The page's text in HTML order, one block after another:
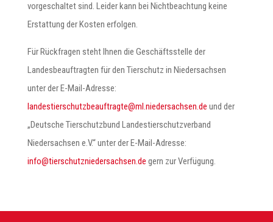
vorgeschaltet sind. Leider kann bei Nichtbeachtung keine
Erstattung der Kosten erfolgen.
Für Rückfragen steht Ihnen die Geschäftsstelle der
Landesbeauftragten für den Tierschutz in Niedersachsen
unter der E-Mail-Adresse:
ed.neshcasredein.lm
@etgartfuaebztuhcsreitsednal
und der
„Deutsche Tierschutzbund Landestierschutzverband
Niedersachsen e.V.“ unter der E-Mail-Adresse:
ed.neshcasredeinztuhcsreit
@ofni gern zur Verfügung.